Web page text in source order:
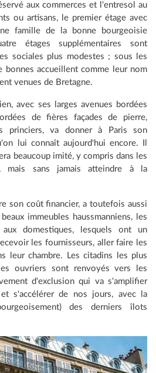
aux commerces et l'entresol au
ou artisans, le premier étage avec
famille de la bonne bourgeoisie
étages supplémentaires sont
sociales plus modestes ; sous les
bonnes accueillent comme leur nom
venues de Bretagne.
avec ses larges avenues bordées
de fières façades de pierre,
princiers, va donner à Paris son
lui connaît aujourd'hui encore. Il
beaucoup imité, y compris dans les
mais sans jamais atteindre à la
son coût financier, a toutefois aussi
immeubles haussmanniens, les
domestiques, lesquels ont un
les fournisseurs, aller faire les
leur chambre. Les citadins les plus
ouvriers sont renvoyés vers les
d'exclusion qui va s'amplifier
s'accélérer de nos jours, avec la
des derniers îlots